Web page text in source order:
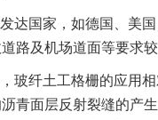
达国家，如德国、美
路及机场道面等要求
玻纤土工格栅的应用
青面层反射裂缝的产